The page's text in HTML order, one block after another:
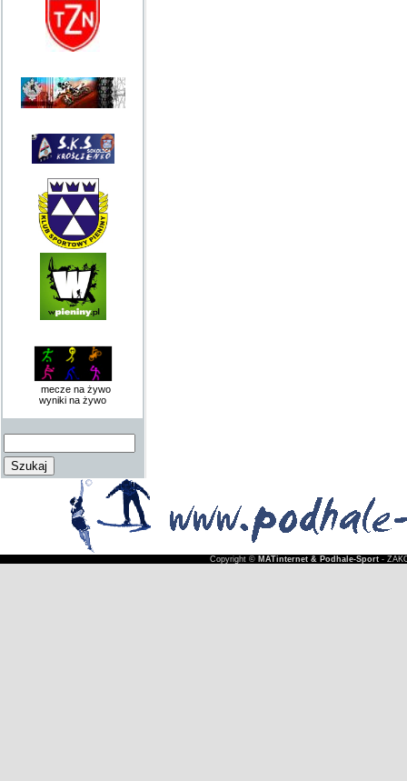
mecze na żywo
wyniki na żywo
Copyright © MATinternet & Podhale-Sport-